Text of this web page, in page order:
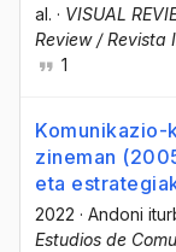
al. · VISUAL
Review / Revista
1
Komunikazio-
zineman
eta
2022 · Andoni
Estudios de